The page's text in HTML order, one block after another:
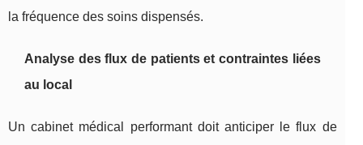
la fréquence des soins dispensés.
Analyse des flux de patients et contraintes liées
au local
Un cabinet médical performant doit anticiper le flux de